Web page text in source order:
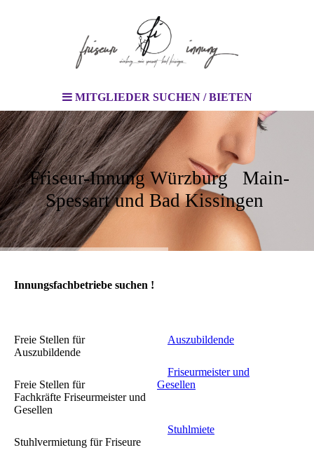
MITGLIEDER SUCHEN / BIETEN
Friseur-Innung Würzburg Main-
Spessart und Bad Kissingen
Innungsfachbetriebe suchen !
Freie Stellen für
Auszubildende
Auszubildende
Freie Stellen für
Fachkräfte Friseurmeister und
Gesellen
Friseurmeister und
Gesellen
Stuhlvermietung für Friseure
Stuhlmiete